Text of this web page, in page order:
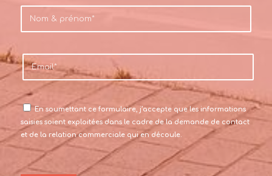
En soumettant ce formulaire, j’accepte que les informations
saisies soient exploitées dans le cadre de la demande de contact
et de la relation commerciale qui en découle.